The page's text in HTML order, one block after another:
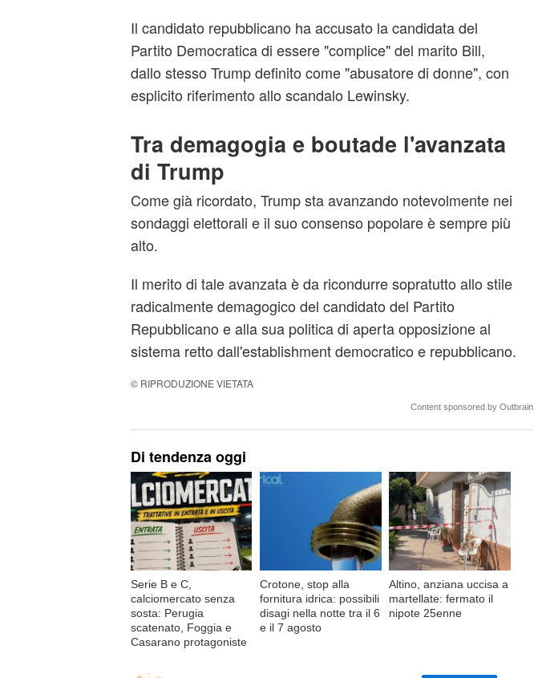
Il candidato repubblicano ha accusato la candidata del
Partito Democratica di essere "complice" del marito Bill,
dallo stesso Trump definito come "abusatore di donne", con
esplicito riferimento allo scandalo Lewinsky.
Tra demagogia e boutade l'avanzata
di Trump
Come già ricordato, Trump sta avanzando notevolmente nei
sondaggi elettorali e il suo consenso popolare è sempre più
alto.
Il merito di tale avanzata è da ricondurre sopratutto allo stile
radicalmente demagogico del candidato del Partito
Repubblicano e alla sua politica di aperta opposizione al
sistema retto dall'establishment democratico e repubblicano.
© RIPRODUZIONE VIETATA
Content sponsored by Outbrain
Di tendenza oggi
Serie B e C,
calciomercato senza
sosta: Perugia
scatenato, Foggia e
Casarano protagoniste
Crotone, stop alla
fornitura idrica: possibili
disagi nella notte tra il 6
e il 7 agosto
Altino, anziana uccisa a
martellate: fermato il
nipote 25enne